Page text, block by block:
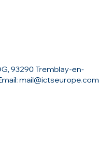
93290 Tremblay-en-
mail@ictseurope.com